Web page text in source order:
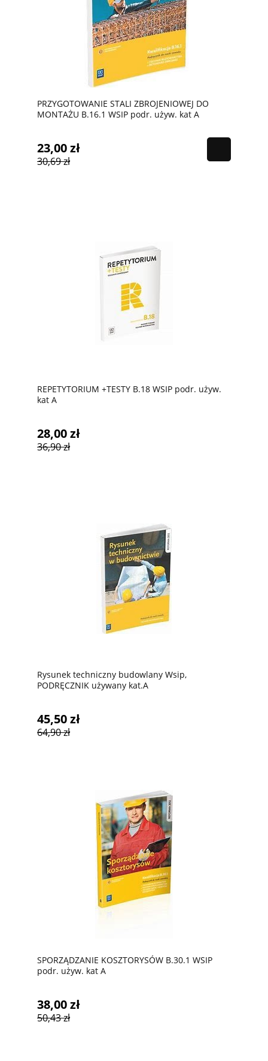
PRZYGOTOWANIE STALI ZBROJENIOWEJ DO
MONTAŻU B.16.1 WSIP podr. używ. kat A
23,00 zł
30,69 zł
REPETYTORIUM +TESTY B.18 WSIP podr. używ.
kat A
28,00 zł
36,90 zł
Rysunek techniczny budowlany Wsip,
PODRĘCZNIK używany kat.A
45,50 zł
64,90 zł
SPORZĄDZANIE KOSZTORYSÓW B.30.1 WSIP
podr. używ. kat A
38,00 zł
50,43 zł